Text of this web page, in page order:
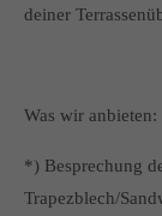
deiner
Was wir anbieten:
*) Besprechung
Trapezblech/